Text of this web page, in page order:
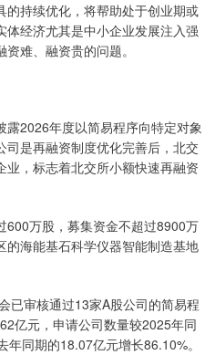
的持续优化，将帮助处于创业期或
经济尤其是中小企业发展注入强
难、融资贵的问题。
2026年度以简易程序向特定对象
是再融资制度优化完善后，北交
，标志着北交所小额快速再融资
600万股，募集资金不超过8900万
的海能基石科学仪器智能制造基地
已审核通过13家A股公司的简易程
亿元，申请公司数量较2025年同
同期的18.07亿元增长86.10%。